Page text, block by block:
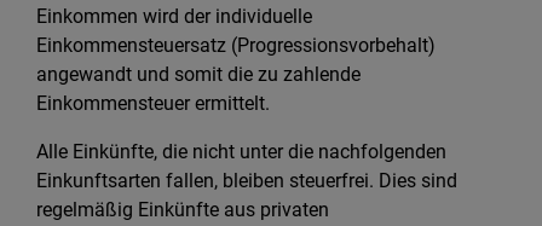
Einkommen wird der individuelle
Einkommensteuersatz (Progressionsvorbehalt)
angewandt und somit die zu zahlende
Einkommensteuer ermittelt.
Alle Einkünfte, die nicht unter die nachfolgenden
Einkunftsarten fallen, bleiben steuerfrei. Dies sind
regelmäßig Einkünfte aus privaten